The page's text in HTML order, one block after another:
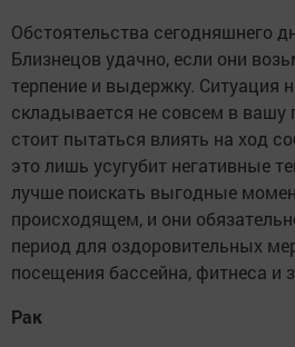
Обстоятельства сегодняшнего
Близнецов удачно, если они
терпение и выдержку. Ситуация
складывается не совсем в вашу
стоит пытаться влиять на ход
это лишь усугубит негативные
лучше поискать выгодные
происходящем, и они
период для оздоровительных
посещения бассейна, фитнеса и
Рак